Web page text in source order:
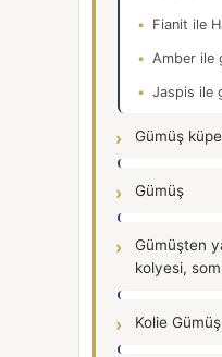
Fianit ile
Amber ile
Jaspis ile
Gümüş
Gümüş
Gümüşten
kolyesi,
Kolie Gümüş